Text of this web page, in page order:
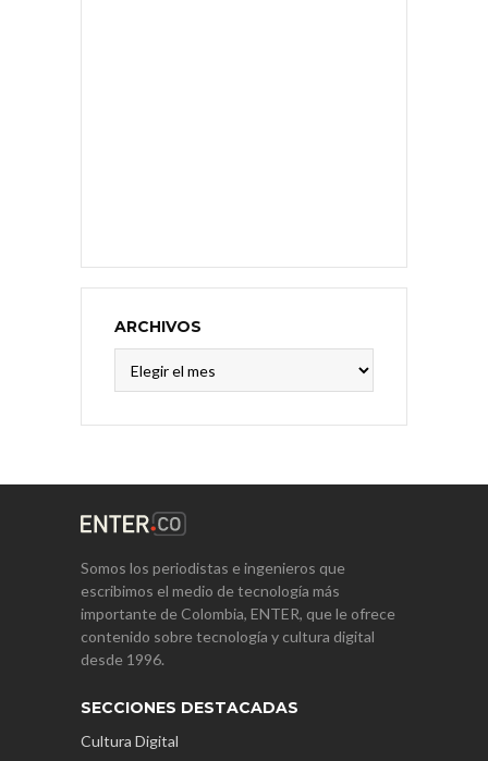
ARCHIVOS
Somos los periodistas e ingenieros que
escribimos el medio de tecnología más
importante de Colombia, ENTER, que le ofrece
contenido sobre tecnología y cultura digital
desde 1996.
SECCIONES DESTACADAS
Cultura Digital